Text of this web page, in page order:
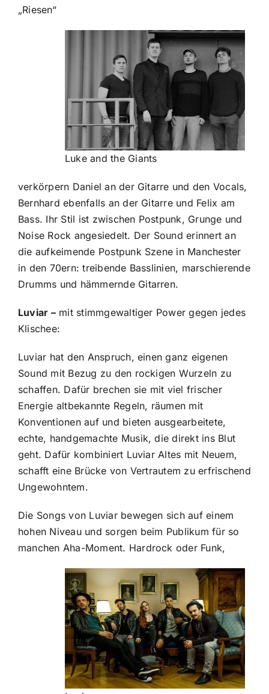
„Riesen“
Luke and the Giants
verkörpern Daniel an der Gitarre und den Vocals,
Bernhard ebenfalls an der Gitarre und Felix am
Bass. Ihr Stil ist zwischen Postpunk, Grunge und
Noise Rock angesiedelt. Der Sound erinnert an
die aufkeimende Postpunk Szene in Manchester
in den 70ern: treibende Basslinien, marschierende
Drumms und hämmernde Gitarren.
Luviar –mit stimmgewaltiger Power gegen jedes
Klischee:
Luviar hat den Anspruch, einen ganz eigenen
Sound mit Bezug zu den rockigen Wurzeln zu
schaffen. Dafür brechen sie mit viel frischer
Energie altbekannte Regeln, räumen mit
Konventionen auf und bieten ausgearbeitete,
echte, handgemachte Musik, die direkt ins Blut
geht. Dafür kombiniert Luviar Altes mit Neuem,
schafft eine Brücke von Vertrautem zu erfrischend
Ungewohntem.
Die Songs von Luviar bewegen sich auf einem
hohen Niveau und sorgen beim Publikum für so
manchen Aha-Moment. Hardrock oder Funk,